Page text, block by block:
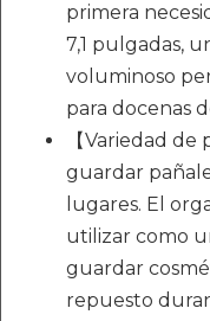
primera
7,1 pulgadas,
voluminoso
para docenas
【Variedad
guardar
lugares. El
utilizar como
guardar
repuesto